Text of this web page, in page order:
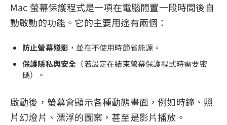
Mac 螢幕保護程式是一項在電腦閒置一段時間後自
動啟動的功能。它的主要用途有兩個：
防止螢幕殘影 ，並在不使用時節省能源。
保護隱私與安全 （若設定在結束螢幕保護程式時需要密
碼）。
啟動後，螢幕會顯示各種動態畫面，例如時鐘、照
片幻燈片、漂浮的圖案，甚至是影片播放。